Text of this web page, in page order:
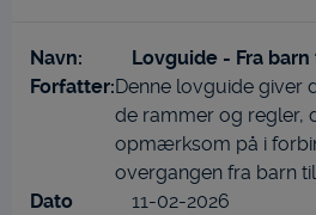
Lovguide - Fra
Denne lovguide giver
de rammer og regler,
opmærksom på i
overgangen fra barn
11-02-2026